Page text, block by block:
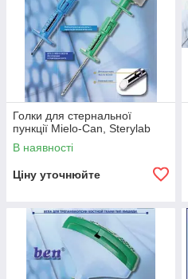
Голки для стернальної
пункції Mielo-Can, Sterylab
В наявності
Ціну уточнюйте